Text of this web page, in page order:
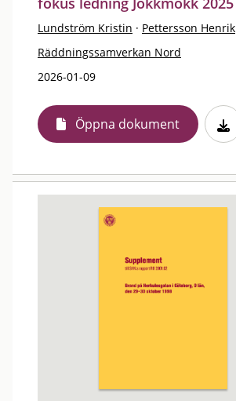
Lundström Kristin · Pettersson Henrik
Räddningssamverkan Nord
2026-01-09
Öppna dokument